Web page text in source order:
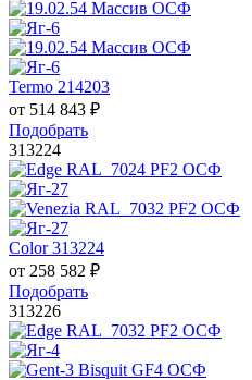
Termo 214203
от 514 843 ₽
Подобрать
313224
Color 313224
от 258 582 ₽
Подобрать
313226